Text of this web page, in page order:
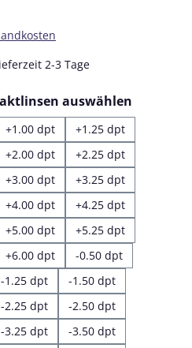
2-3 Tage
auswählen
+1.00 dpt
+1.25 dpt
+2.00 dpt
+2.25 dpt
+3.00 dpt
+3.25 dpt
+4.00 dpt
+4.25 dpt
+5.00 dpt
+5.25 dpt
+6.00 dpt
-0.50 dpt
-1.25 dpt
-1.50 dpt
-2.25 dpt
-2.50 dpt
-3.25 dpt
-3.50 dpt